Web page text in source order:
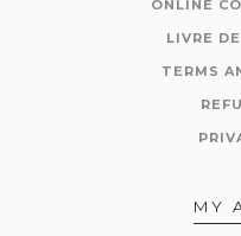
ONLINE
LIVRE
TERMS
MY